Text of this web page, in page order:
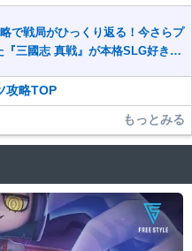
で戦局がひっくり返る！今さらプ
『三國志 真戦』が本格SLG好きを
攻略TOP
もっとみる